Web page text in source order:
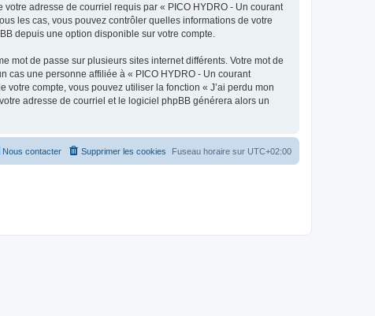
adresse de courriel requis par « PICO HYDRO - Un courant
les cas, vous pouvez contrôler quelles informations de votre
depuis une option disponible sur votre compte.
mot de passe sur plusieurs sites internet différents. Votre mot de
cas une personne affiliée à « PICO HYDRO - Un courant
compte, vous pouvez utiliser la fonction « J’ai perdu mon
adresse de courriel et le logiciel phpBB générera alors un
Fuseau horaire sur UTC+02:00
Supprimer les cookies
Nous contacter